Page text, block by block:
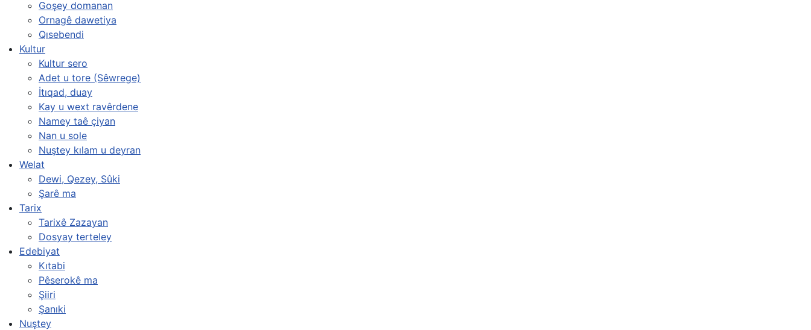
Goşey domanan
Ornagê dawetiya
Qısebendi
Kultur
Kultur sero
Adet u tore (Sêwrege)
İtıqad, duay
Kay u wext ravêrdene
Namey taê çiyan
Nan u sole
Nuştey kılam u deyran
Welat
Dewi, Qezey, Sûki
Şarê ma
Tarix
Tarixê Zazayan
Dosyay terteley
Edebiyat
Kıtabi
Pêserokê ma
Şiiri
Şanıki
Nuştey